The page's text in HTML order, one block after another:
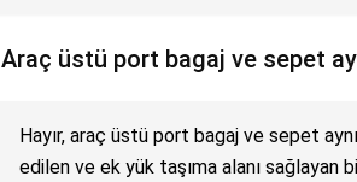
Araç üstü port bagaj ve sepet
Hayır, araç üstü port bagaj ve sepet
edilen ve ek yük taşıma alanı sağlayan